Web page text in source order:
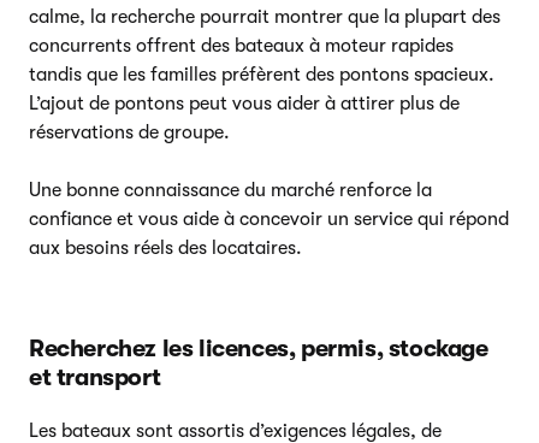
calme, la recherche pourrait montrer que la plupart des
concurrents offrent des bateaux à moteur rapides
tandis que les familles préfèrent des pontons spacieux.
L’ajout de pontons peut vous aider à attirer plus de
réservations de groupe.
Une bonne connaissance du marché renforce la
confiance et vous aide à concevoir un service qui répond
aux besoins réels des locataires.
Recherchez les licences, permis, stockage
et transport
Les bateaux sont assortis d’exigences légales, de